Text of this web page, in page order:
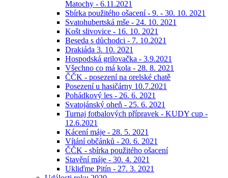
Matochy - 6.11.2021
Sbírka použitého ošacení - 9. - 30. 10. 2021
Svatohubertská mše - 24. 10. 2021
Košt slivovice - 16. 10. 2021
Beseda s důchodci - 7. 10.2021
Drakiáda 3. 10. 2021
Hospodská grilovačka - 3.9.2021
Všechno co má kola - 28. 8. 2021
ČČK - posezení na orelské chatě
Posezení u hasičárny 10.7.2021
Pohádkový les - 26. 6. 2021
Svatojánský oheň - 25. 6. 2021
Turnaj fotbalových přípravek - KUDY cup -
12.6.2021
Kácení máje - 28. 5. 2021
Vítání občánků - 20. 6. 2021
ČČK - sbírka použitého ošacení
Stavění máje - 30. 4. 2021
Ukliďme Pitín - 27. 3. 2021